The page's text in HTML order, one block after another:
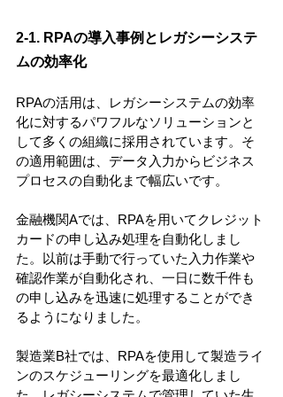
2-1. RPAの導入事例とレガシーシステ
ムの効率化
RPAの活用は、レガシーシステムの効率
化に対するパワフルなソリューションと
して多くの組織に採用されています。そ
の適用範囲は、データ入力からビジネス
プロセスの自動化まで幅広いです。
金融機関Aでは、RPAを用いてクレジット
カードの申し込み処理を自動化しまし
た。以前は手動で行っていた入力作業や
確認作業が自動化され、一日に数千件も
の申し込みを迅速に処理することができ
るようになりました。
製造業B社では、RPAを使用して製造ライ
ンのスケジューリングを最適化しまし